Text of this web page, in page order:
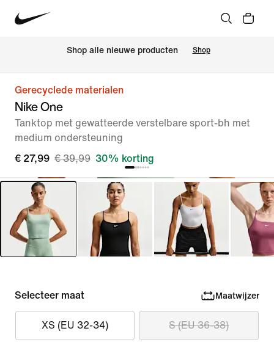
Shop alle nieuwe producten Shop
Gerecyclede materialen
Nike One
Tanktop met gewatteerde verstelbare sport-bh met
medium ondersteuning
€ 27,99 € 39,99 30% korting
Selecteer maat Maatwijzer
XS (EU 32-34) S (EU 36-38)